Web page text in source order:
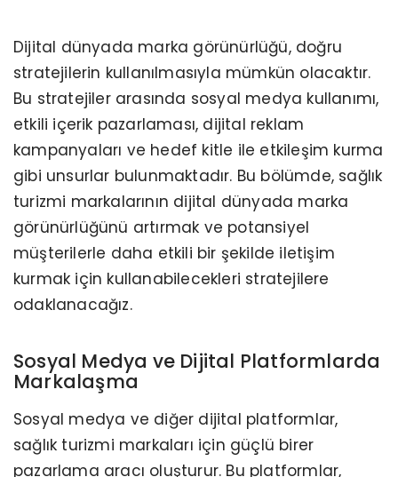
Dijital dünyada marka görünürlüğü, doğru
stratejilerin kullanılmasıyla mümkün olacaktır.
Bu stratejiler arasında sosyal medya kullanımı,
etkili içerik pazarlaması, dijital reklam
kampanyaları ve hedef kitle ile etkileşim kurma
gibi unsurlar bulunmaktadır. Bu bölümde, sağlık
turizmi markalarının dijital dünyada marka
görünürlüğünü artırmak ve potansiyel
müşterilerle daha etkili bir şekilde iletişim
kurmak için kullanabilecekleri stratejilere
odaklanacağız.
Sosyal Medya ve Dijital Platformlarda
Markalaşma
Sosyal medya ve diğer dijital platformlar,
sağlık turizmi markaları için güçlü birer
pazarlama aracı oluşturur. Bu platformlar,